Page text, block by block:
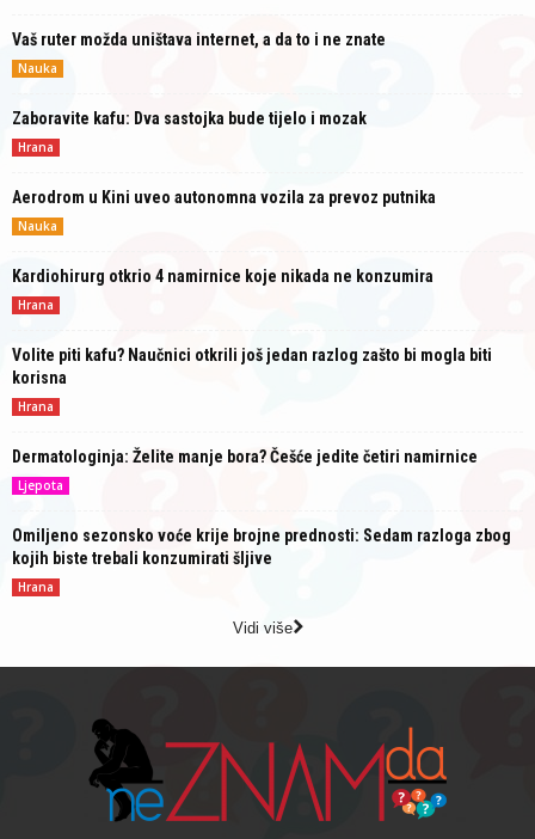
Vaš ruter možda uništava internet, a da to i ne znate
Nauka
Zaboravite kafu: Dva sastojka bude tijelo i mozak
Hrana
Aerodrom u Kini uveo autonomna vozila za prevoz putnika
Nauka
Kardiohirurg otkrio 4 namirnice koje nikada ne konzumira
Hrana
Volite piti kafu? Naučnici otkrili još jedan razlog zašto bi mogla biti
korisna
Hrana
Dermatologinja: Želite manje bora? Češće jedite četiri namirnice
Ljepota
Omiljeno sezonsko voće krije brojne prednosti: Sedam razloga zbog
kojih biste trebali konzumirati šljive
Hrana
Vidi više